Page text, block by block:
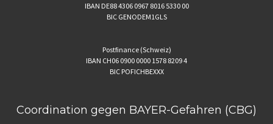
IBAN DE88 4306 0967 8016 5330 00
BIC GENODEM1GLS
Postfinance (Schweiz)
IBAN CH06 0900 0000 1578 8209 4
BIC POFICHBEXXX
Coordination gegen BAYER-Gefahren (CBG)